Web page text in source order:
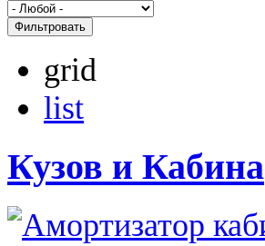
Фильтровать
grid
list
Кузов и Кабина